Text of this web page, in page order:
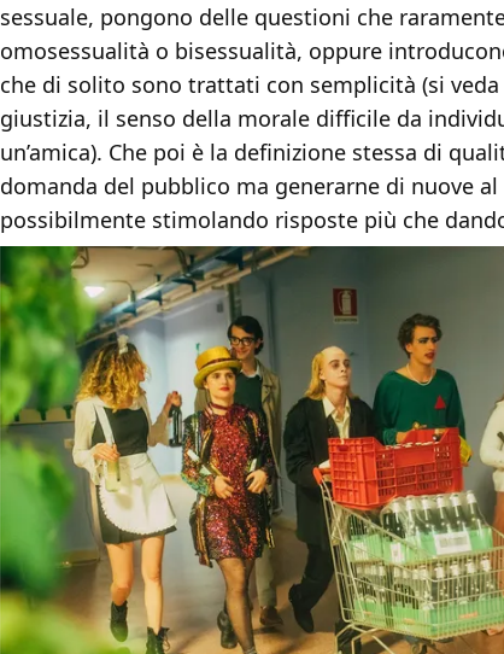
sessuale, pongono delle questioni che
omosessualità o bisessualità, oppure
che di solito sono trattati con semplicità (si
giustizia, il senso della morale difficile da
un’amica). Che poi è la definizione stessa di
domanda del pubblico ma generarne di nuove
possibilmente stimolando risposte più che